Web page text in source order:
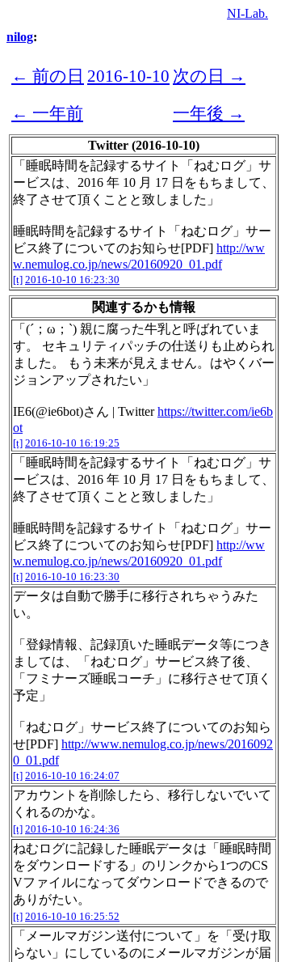
NI-Lab.
nilog:
← 前の日 2016-10-10 次の日 →
← 一年前
一年後 →
Twitter (2016-10-10)
「睡眠時間を記録するサイト「ねむログ」サ
ービスは、2016 年 10 月 17 日をもちまして、
終了させて頂くことと致しました」
睡眠時間を記録するサイト「ねむログ」サー
ビス終了についてのお知らせ[PDF] http://ww
w.nemulog.co.jp/news/20160920_01.pdf
[t] 2016-10-10 16:23:30
関連するかも情報
「(´；ω；`) 親に腐った牛乳と呼ばれていま
す。 セキュリティパッチの仕送りも止められ
ました。 もう未来が見えません。はやくバー
ジョンアップされたい」
IE6(@ie6bot)さん | Twitterhttps://twitter.com/ie6b
ot
[t] 2016-10-10 16:19:25
「睡眠時間を記録するサイト「ねむログ」サ
ービスは、2016 年 10 月 17 日をもちまして、
終了させて頂くことと致しました」
睡眠時間を記録するサイト「ねむログ」サー
ビス終了についてのお知らせ[PDF] http://ww
w.nemulog.co.jp/news/20160920_01.pdf
[t] 2016-10-10 16:23:30
データは自動で勝手に移行されちゃうみた
い。
「登録情報、記録頂いた睡眠データ等につき
ましては、「ねむログ」サービス終了後、
「フミナーズ睡眠コーチ」に移行させて頂く
予定」
「ねむログ」サービス終了についてのお知ら
せ[PDF] http://www.nemulog.co.jp/news/2016092
0_01.pdf
[t] 2016-10-10 16:24:07
アカウントを削除したら、移行しないでいて
くれるのかな。
[t] 2016-10-10 16:24:36
ねむログに記録した睡眠データは「睡眠時間
をダウンロードする」のリンクから1つのCS
Vファイルになってダウンロードできるので
ありがたい。
[t] 2016-10-10 16:25:52
「メールマガジン送付について」を「受け取
らない」にしているのにメールマガジンが届